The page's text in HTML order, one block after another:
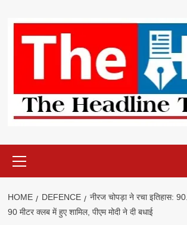
content
Menu
HOME DEFENCE
नीरज चोपड़ा ने रचा इतिहास:
90 मीटर क्लब में हुए शामिल, पीएम मोदी ने दी बधाई